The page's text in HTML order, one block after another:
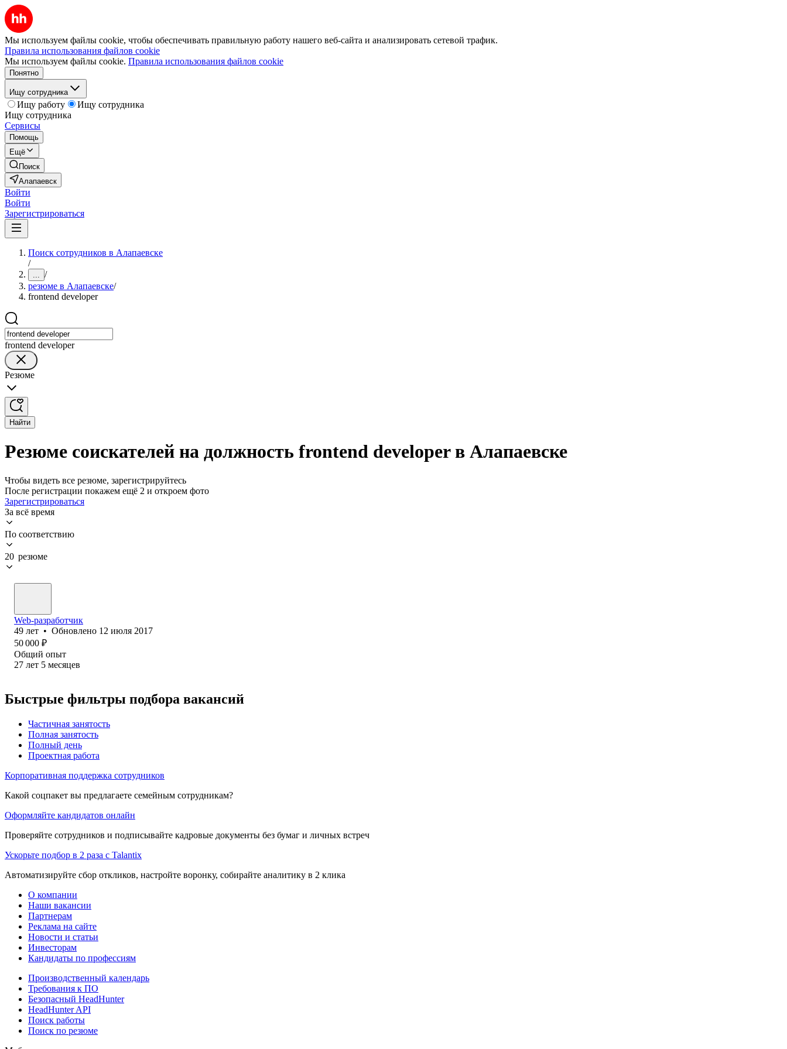
Мы используем файлы cookie, чтобы обеспечивать правильную работу нашего веб-сайта и анализировать сетевой трафик.
Правила использования файлов cookie
Мы используем файлы cookie. Правила использования файлов cookie
Понятно
Ищу сотрудника
Ищу работу
Ищу сотрудника
Ищу сотрудника
Сервисы
Помощь
Ещё
Поиск
Алапаевск
Войти
Войти
Зарегистрироваться
Поиск сотрудников в Алапаевске
/
... /
резюме в Алапаевске/
frontend developer
frontend developer
Резюме
Найти
Резюме соискателей на должность frontend developer в Алапаевске
Чтобы видеть все резюме, зарегистрируйтесь
После регистрации покажем ещё 2 и откроем фото
Зарегистрироваться
За всё время
По соответствию
20 резюме
Web-разработчик
49 лет • Обновлено 12 июля 2017
50 000 ₽
Общий опыт
27 лет 5 месяцев
Быстрые фильтры подбора вакансий
Частичная занятость
Полная занятость
Полный день
Проектная работа
Корпоративная поддержка сотрудников
Какой соцпакет вы предлагаете семейным сотрудникам?
Оформляйте кандидатов онлайн
Проверяйте сотрудников и подписывайте кадровые документы без бумаг и личных встреч
Ускорьте подбор в 2 раза с Talantix
Автоматизируйте сбор откликов, настройте воронку, собирайте аналитику в 2 клика
О компании
Наши вакансии
Партнерам
Реклама на сайте
Новости и статьи
Инвесторам
Кандидаты по профессиям
Производственный календарь
Требования к ПО
Безопасный HeadHunter
HeadHunter API
Поиск работы
Поиск по резюме